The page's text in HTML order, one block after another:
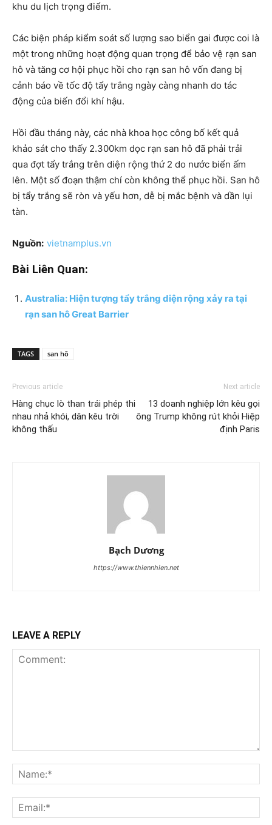
khu du lịch trọng điểm.
Các biện pháp kiểm soát số lượng sao biển gai được coi là
một trong những hoạt động quan trọng để bảo vệ rạn san
hô và tăng cơ hội phục hồi cho rạn san hô vốn đang bị
cảnh báo về tốc độ tẩy trắng ngày càng nhanh do tác
động của biến đổi khí hậu.
Hồi đầu tháng này, các nhà khoa học công bố kết quả
khảo sát cho thấy 2.300km dọc rạn san hô đã phải trải
qua đợt tẩy trắng trên diện rộng thứ 2 do nước biển ấm
lên. Một số đoạn thậm chí còn không thể phục hồi. San hô
bị tẩy trắng sẽ ròn và yếu hơn, dễ bị mắc bệnh và dần lụi
tàn.
Nguồn: vietnamplus.vn
Bài Liên Quan:
Australia: Hiện tượng tẩy trắng diện rộng xảy ra tại
rạn san hô Great Barrier
TAGS san hô
Previous article
Hàng chục lò than trái phép thi
nhau nhả khói, dân kêu trời
không thấu
Next article
13 doanh nghiệp lớn kêu gọi
ông Trump không rút khỏi Hiệp
định Paris
Bạch Dương
https://www.thiennhien.net
LEAVE A REPLY